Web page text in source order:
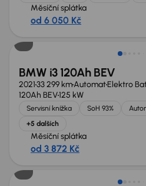
Měsíční splátka
od 6 050 Kč
Zlevněno o 20 000 Kč
BMW i3 120Ah BEV
202133 299 kmAutomatElektro
120Ah BEV125 kW
Servisní knížka SoH 93%
+5 dalších
Měsíční splátka
od 3 872 Kč
Zlevněno o 60 000 Kč